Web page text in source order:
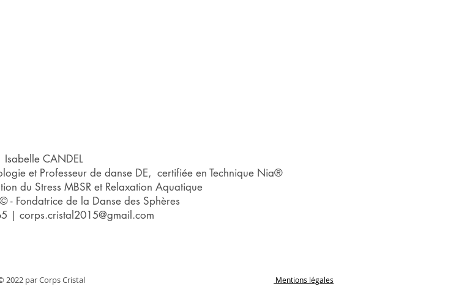
Isabelle CANDEL
et Professeur de danse DE, certifiée en Technique Nia®
du Stress MBSR et Relaxation Aquatique
- Fondatrice de la Danse des Sphères
| corps.cristal2015@gmail.com
2022 par Corps Cristal Mentions légales